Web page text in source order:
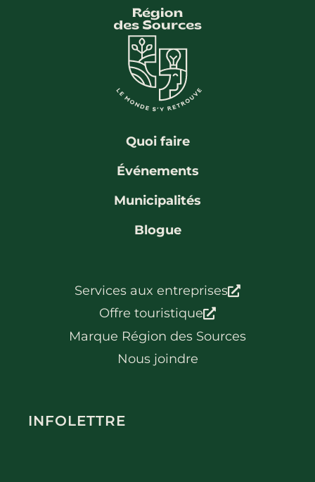
Quoi faire
Événements
Municipalités
Blogue
Services aux entreprises
Offre touristique
Marque Région des Sources
Nous joindre
INFOLETTRE